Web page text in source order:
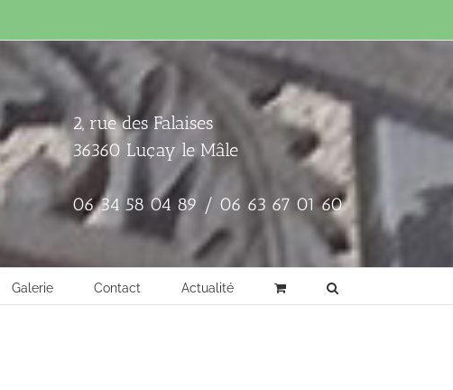
2, rue des Falaises
36360 Luçay le Mâle
06 34 58 04 89 / 06 63 67 01 60
Galerie Contact Actualité